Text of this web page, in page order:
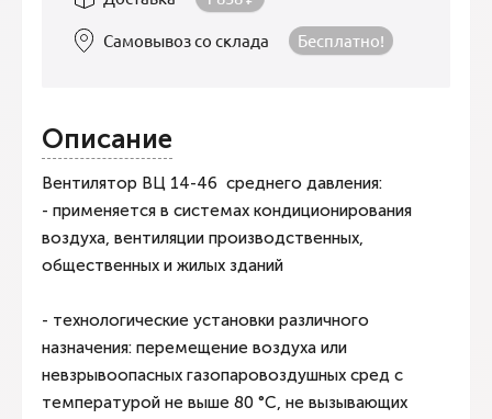
Самовывоз со склада Бесплатно!
Описание
Вентилятор ВЦ 14-46 среднего давления:
- применяется в системах кондиционирования
воздуха, вентиляции производственных,
общественных и жилых зданий
- технологические установки различного
назначения: перемещение воздуха или
невзрывоопасных газопаровоздушных сред с
температурой не выше 80 °С, не вызывающих